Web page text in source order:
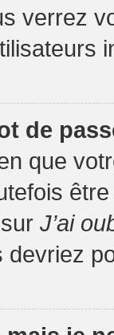
verrez
de
que
J’ai
devriez